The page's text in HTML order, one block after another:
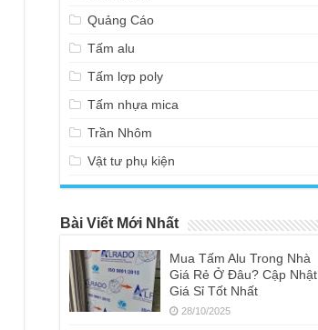
Quảng Cáo
Tấm alu
Tấm lợp poly
Tấm nhựa mica
Trần Nhôm
Vật tư phụ kiện
Bài Viết Mới Nhất
Mua Tấm Alu Trong Nhà
Giá Rẻ Ở Đâu? Cập Nhật
Giá Sỉ Tốt Nhất
28/10/2025